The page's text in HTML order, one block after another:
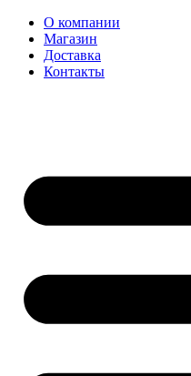
О компании
Магазин
Доставка
Контакты